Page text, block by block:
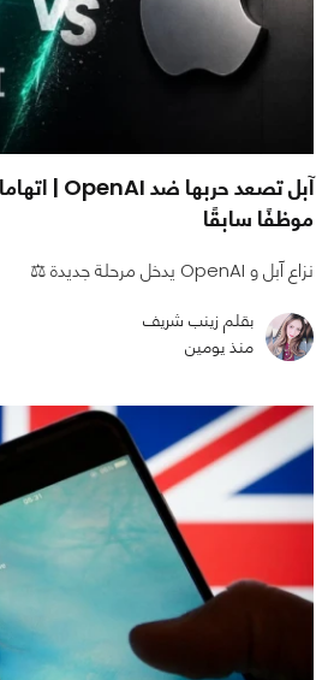
موظفًا سابقًا
نزاع آبل و OpenAI يدخل مرحلة جديدة ⚖️
بقلم زينب شريف
منذ يومين